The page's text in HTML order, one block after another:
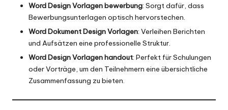
Word Design Vorlagen bewerbung: Sorgt dafür, dass
Bewerbungsunterlagen optisch hervorstechen.
Word Dokument Design Vorlagen: Verleihen Berichten
und Aufsätzen eine professionelle Struktur.
Word Design Vorlagen handout: Perfekt für Schulungen
oder Vorträge, um den Teilnehmern eine übersichtliche
Zusammenfassung zu bieten.